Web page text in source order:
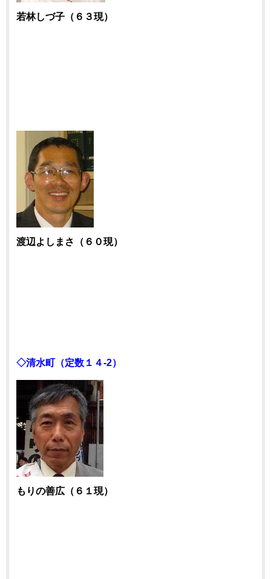
若林しづ子（６３現）
渡辺よしまさ（６０現）
◇清水町（定数１４-2）
もりの善広（６１現）